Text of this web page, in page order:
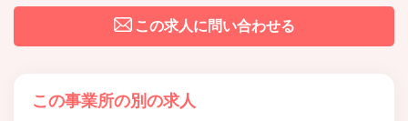
この求人に問い合わせる
この事業所の別の求人